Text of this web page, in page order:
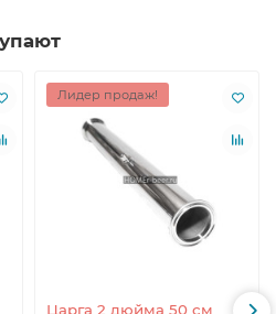
Лидер продаж!
Царга 2 дюйма 50 см